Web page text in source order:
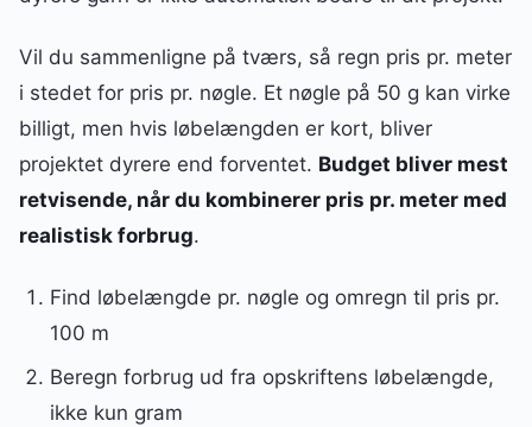
Vil du sammenligne på tværs, så regn pris pr. meter
i stedet for pris pr. nøgle. Et nøgle på 50 g kan virke
billigt, men hvis løbelængden er kort, bliver
projektet dyrere end forventet. Budget bliver mest
retvisende, når du kombinerer pris pr. meter med
realistisk forbrug.
Find løbelængde pr. nøgle og omregn til pris pr.
100 m
Beregn forbrug ud fra opskriftens løbelængde,
ikke kun gram